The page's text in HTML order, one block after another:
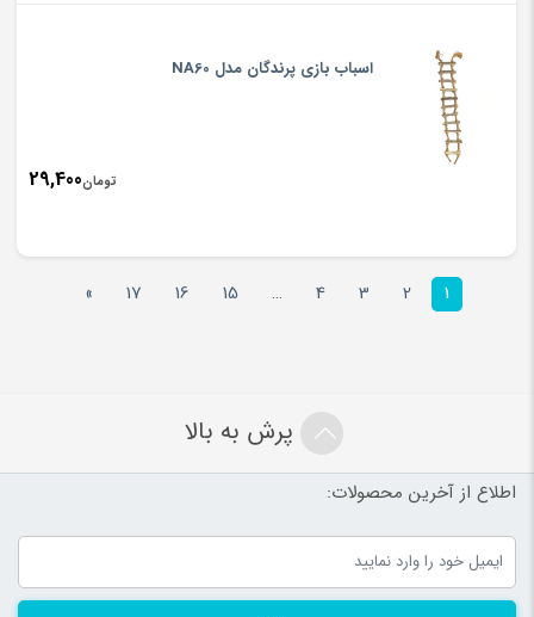
اسباب بازی پرندگان مدل NA60
تومان29,400
1
2
3
4
…
15
16
17
»
پرش به بالا
اطلاع از آخرین محصولات: